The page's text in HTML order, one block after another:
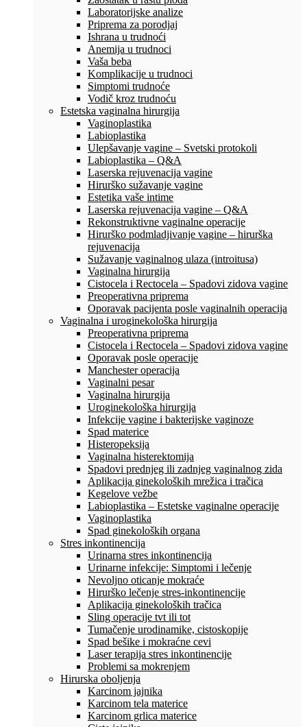
Laboratorijske analize
Priprema za porodjaj
Ishrana u trudnoći
Anemija u trudnoci
Vaša beba
Komplikacije u trudnoci
Simptomi trudnoće
Vodič kroz trudnoću
Estetska vaginalna hirurgija
Vaginoplastika
Labioplastika
Ulepšavanje vagine – Svetski protokoli
Labioplastika – Q&A
Laserska rejuvenacija vagine
Hirurško sužavanje vagine
Estetika vaše intime
Laserska rejuvenacija vagine – Q&A
Rekonstruktivne vaginalne operacije
Hirurško podmladjivanje vagine – hirurška
rejuvenacija
Sužavanje vaginalnog ulaza (introitusa)
Vaginalna hirurgija
Cistocela i Rectocela – Spadovi zidova vagine
Preoperativna priprema
Oporavak pacijenta posle vaginalnih operacija
Vaginalna i uroginekološka hirurgija
Preoperativna priprema
Cistocela i Rectocela – Spadovi zidova vagine
Oporavak posle operacije
Manchester operacija
Vaginalni pesar
Vaginalna hirurgija
Uroginekološka hirurgija
Infekcije vagine i bakterijske vaginoze
Spad materice
Histeropeksija
Vaginalna histerektomija
Spadovi prednjeg ili zadnjeg vaginalnog zida
Aplikacija ginekoloških mrežica i tračica
Kegelove vežbe
Labioplastika – Estetske vaginalne operacije
Vaginoplastika
Spad ginekoloških organa
Stres inkontinencija
Urinarna stres inkontinencija
Urinarne infekcije: Simptomi i lečenje
Nevoljno oticanje mokraće
Hirurško lečenje stres-inkontinencije
Aplikacija ginekoloških tračica
Sling operacije tvt ili tot
Tumačenje urodinamike, cistoskopije
Spad bešike i mokraćne cevi
Laser terapija stres inkontinencije
Problemi sa mokrenjem
Hirurska oboljenja
Karcinom jajnika
Karcinom tela materice
Karcinom grlica materice